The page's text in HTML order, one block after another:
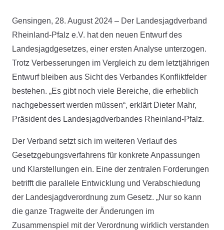
Gensingen, 28. August 2024 – Der Landesjagdverband
Rheinland-Pfalz e.V. hat den neuen Entwurf des
Landesjagdgesetzes, einer ersten Analyse unterzogen.
Trotz Verbesserungen im Vergleich zu dem letztjährigen
Entwurf bleiben aus Sicht des Verbandes Konfliktfelder
bestehen. „Es gibt noch viele Bereiche, die erheblich
nachgebessert werden müssen“, erklärt Dieter Mahr,
Präsident des Landesjagdverbandes Rheinland-Pfalz.
Der Verband setzt sich im weiteren Verlauf des
Gesetzgebungsverfahrens für konkrete Anpassungen
und Klarstellungen ein. Eine der zentralen Forderungen
betrifft die parallele Entwicklung und Verabschiedung
der Landesjagdverordnung zum Gesetz. „Nur so kann
die ganze Tragweite der Änderungen im
Zusammenspiel mit der Verordnung wirklich verstanden